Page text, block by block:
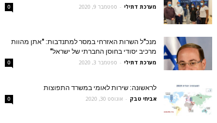
מערכת דתילי - ספטמבר 9, 2020 0
מנכ"ל השרות האזרחי במסר למתנדבות: "אתן מהוות
מרכיב יסודי בחוסן החברתי של ישראל"
מערכת דתילי - ספטמבר 3, 2020 0
לראשונה: שירות לאומי במשרד התפוצות
אביחי טבק - אוגוסט 30, 2020 0